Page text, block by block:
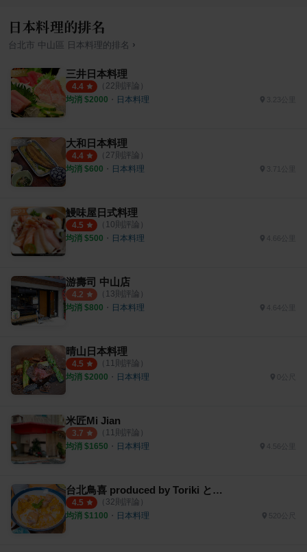
日本料理的排名
台北市 中山區 日本料理 的排名 ›
三井日本料理
4.4 （ 22則評論）
均消 $2000 ・ 日本料理 3.23公里
大和日本料理
4.4 （ 27則評論）
均消 $600 ・ 日本料理 3.71公里
鰻味屋日式料理
4.5 （ 10則評論）
均消 $500 ・ 日本料理 4.66公里
游壽司 中山店
4.2 （ 13則評論）
均消 $800 ・ 日本料理 4.64公里
晴山日本料理
4.5 （ 11則評論）
均消 $2000 ・ 日本料理
米匠Mi Jian
3.7 （ 11則評論）
均消 $1650 ・ 日本料理 4.56公里
台北鳥喜 produced by Toriki とり喜
4.5 （ 32則評論）
均消 $1100 ・ 日本料理 520公尺